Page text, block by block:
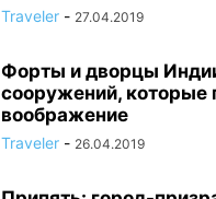
Traveler - 27.04.2019
Форты и дворцы
сооружений,
воображение
Traveler - 26.04.2019